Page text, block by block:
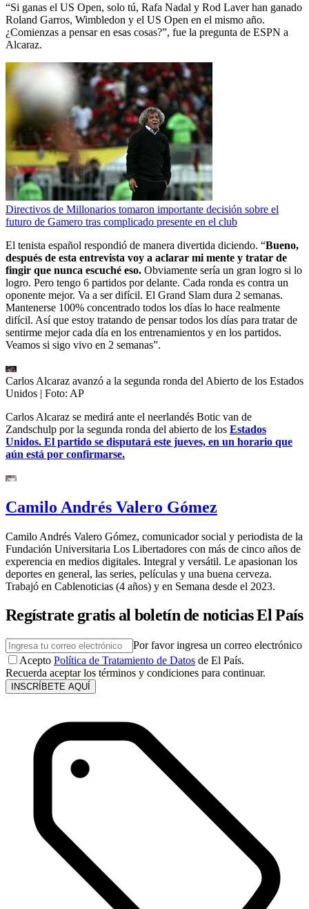
“Si ganas el US Open, solo tú, Rafa Nadal y Rod Laver han ganado
Roland Garros, Wimbledon y el US Open en el mismo año.
¿Comienzas a pensar en esas cosas?”, fue la pregunta de ESPN a
Alcaraz.
Directivos de Millonarios tomaron importante decisión sobre el
futuro de Gamero tras complicado presente en el club
El tenista español respondió de manera divertida diciendo. “Bueno,
después de esta entrevista voy a aclarar mi mente y tratar de
fingir que nunca escuché eso. Obviamente sería un gran logro si lo
logro. Pero tengo 6 partidos por delante. Cada ronda es contra un
oponente mejor. Va a ser difícil. El Grand Slam dura 2 semanas.
Mantenerse 100% concentrado todos los días lo hace realmente
difícil. Así que estoy tratando de pensar todos los días para tratar de
sentirme mejor cada día en los entrenamientos y en los partidos.
Veamos si sigo vivo en 2 semanas”.
Carlos Alcaraz avanzó a la segunda ronda del Abierto de los Estados
Unidos | Foto: AP
Carlos Alcaraz se medirá ante el neerlandés Botic van de
Zandschulp por la segunda ronda del abierto de los Estados
Unidos. El partido se disputará este jueves, en un horario que
aún está por confirmarse.
Camilo Andrés Valero Gómez
Camilo Andrés Valero Gómez, comunicador social y periodista de la
Fundación Universitaria Los Libertadores con más de cinco años de
experencia en medios digitales. Integral y versátil. Le apasionan los
deportes en general, las series, películas y una buena cerveza.
Trabajó en Cablenoticias (4 años) y en Semana desde el 2023.
Regístrate gratis al boletín de noticias El País
Por favor ingresa un correo electrónico
Acepto Política de Tratamiento de Datos de El País.
Recuerda aceptar los términos y condiciones para continuar.
INSCRÍBETE AQUÍ